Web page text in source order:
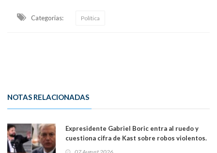
Categorias: Política
NOTAS RELACIONADAS
Expresidente Gabriel Boric entra al ruedo y
cuestiona cifra de Kast sobre robos violentos.